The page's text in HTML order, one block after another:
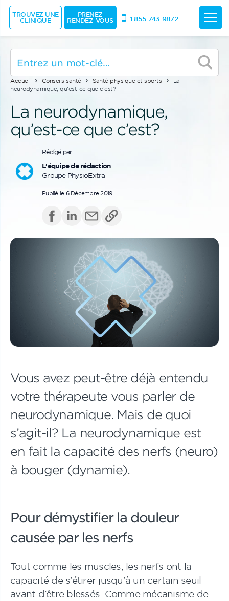
Accueil Conseils santé Santé physique et sports
La
neurodynamique, qu’est-ce que c’est?
La neurodynamique,
qu’est-ce que c’est?
Rédigé par :
L'équipe de rédaction
Groupe PhysioExtra
Publié le 6 Décembre 2019.
Vous avez peut-être déjà entendu
votre thérapeute vous parler de
neurodynamique. Mais de quoi
s’agit-il? La neurodynamique est
en fait la capacité des nerfs (neuro)
à bouger (dynamie).
Pour démystifier la douleur
causée par les nerfs
Tout comme les muscles, les nerfs ont la
capacité de s’étirer jusqu’à un certain seuil
avant d’être blessés. Comme mécanisme de
TROUVEZ UNE
CLINIQUE
PRENEZ
RENDEZ-VOUS 1 855 743-9872